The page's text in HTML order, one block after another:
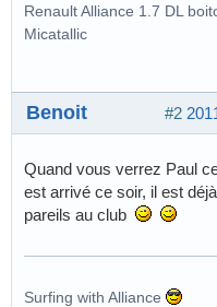
Renault Alliance 1.7 DL
Micatallic
#2
Benoit
Quand vous verrez Paul
est arrivé ce soir, il est
pareils au club
Surfing with Alliance